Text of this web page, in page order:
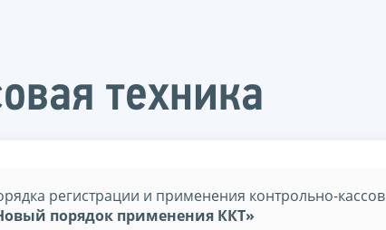
техника
регистрации и применения контрольно-
порядок применения ККТ»